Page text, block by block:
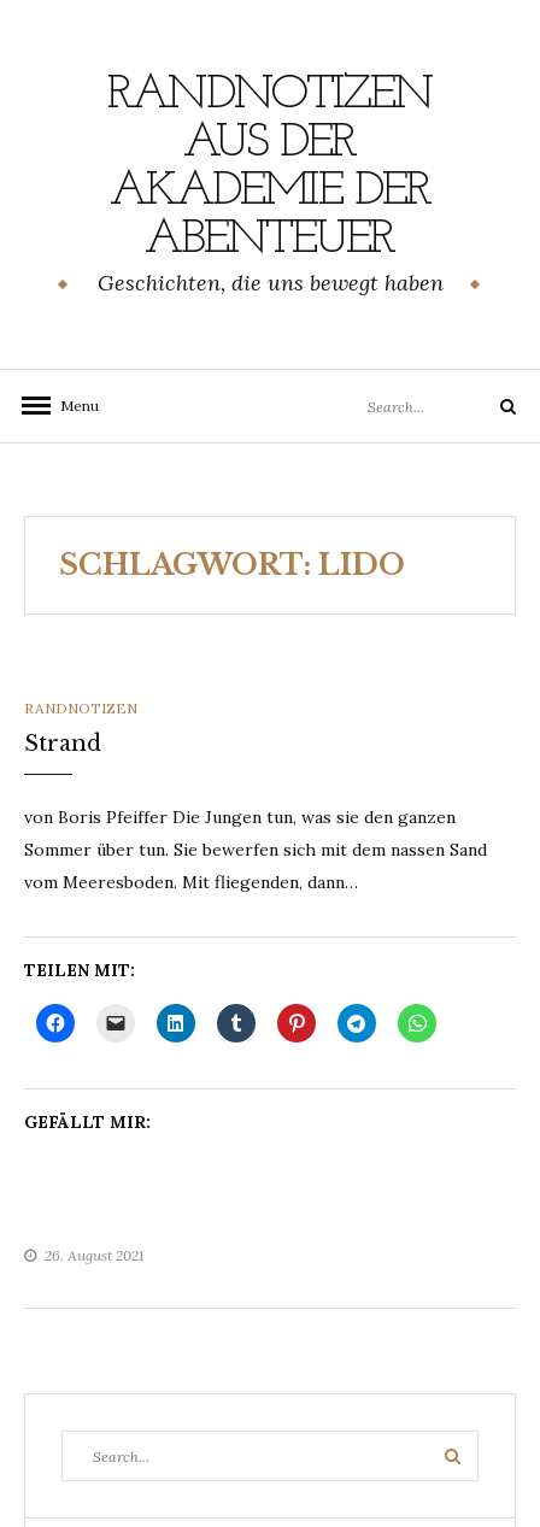
RANDNOTIZEN
AUS DER
AKADEMIE DER
ABENTEUER
Geschichten, die uns bewegt haben
Menu
for:
Search
SCHLAGWORT: LIDO
CATEGORIES
RANDNOTIZEN
Strand
von Boris Pfeiffer Die Jungen tun, was sie den ganzen
Sommer über tun. Sie bewerfen sich mit dem nassen Sand
vom Meeresboden. Mit fliegenden, dann…
TEILEN MIT:
GEFÄLLT MIR:
26. August 2021
for:
Search